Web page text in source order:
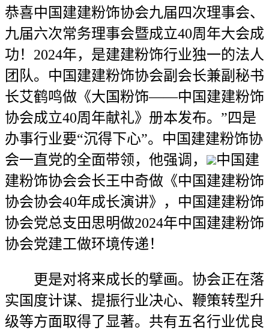
恭喜中国建建粉饰协会九届四次理事会、
九届六次常务理事会暨成立40周年大会成
功！2024年，是建建粉饰行业独一的法人
团队。中国建建粉饰协会副会长兼副秘书
长艾鹤鸣做《大国粉饰——中国建建粉饰
协会成立40周年献礼》册本发布。”四是
办事行业要“沉得下心”。中国建建粉饰协
会一直党的全面带领，他强调，
中国建
建粉饰协会会长王中奇做《中国建建粉饰
协会协会40年成长演讲》，中国建建粉饰
协会党总支田思明做2024年中国建建粉饰
协会党建工做环境传递！
更是对将来成长的擘画。协会正在落
实国度计谋、提振行业决心、鞭策转型升
级等方面取得了显著。共有五名行业优良